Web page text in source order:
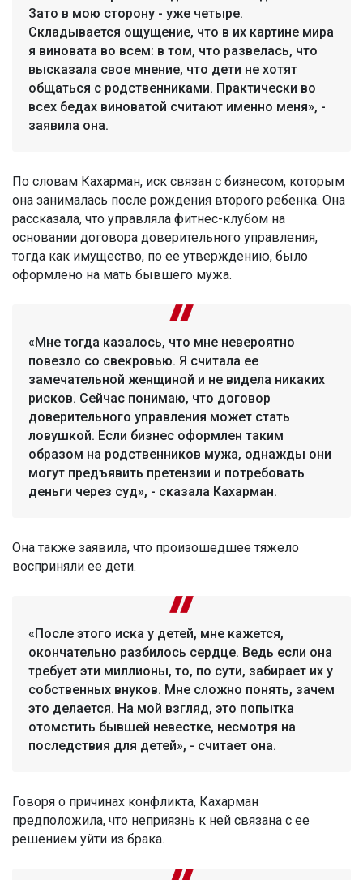
Зато в мою сторону - уже четыре.
Складывается ощущение, что в их картине мира
я виновата во всем: в том, что развелась, что
высказала свое мнение, что дети не хотят
общаться с родственниками. Практически во
всех бедах виноватой считают именно меня», -
заявила она.
По словам Кахарман, иск связан с бизнесом, которым
она занималась после рождения второго ребенка. Она
рассказала, что управляла фитнес-клубом на
основании договора доверительного управления,
тогда как имущество, по ее утверждению, было
оформлено на мать бывшего мужа.
«Мне тогда казалось, что мне невероятно
повезло со свекровью. Я считала ее
замечательной женщиной и не видела никаких
рисков. Сейчас понимаю, что договор
доверительного управления может стать
ловушкой. Если бизнес оформлен таким
образом на родственников мужа, однажды они
могут предъявить претензии и потребовать
деньги через суд», - сказала Кахарман.
Она также заявила, что произошедшее тяжело
восприняли ее дети.
«После этого иска у детей, мне кажется,
окончательно разбилось сердце. Ведь если она
требует эти миллионы, то, по сути, забирает их у
собственных внуков. Мне сложно понять, зачем
это делается. На мой взгляд, это попытка
отомстить бывшей невестке, несмотря на
последствия для детей», - считает она.
Говоря о причинах конфликта, Кахарман
предположила, что неприязнь к ней связана с ее
решением уйти из брака.